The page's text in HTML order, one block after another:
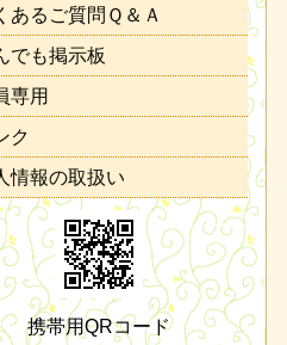
あるご質問Ｑ＆Ａ
でも掲示板
専用
ク
情報の取扱い
携帯用QRコード